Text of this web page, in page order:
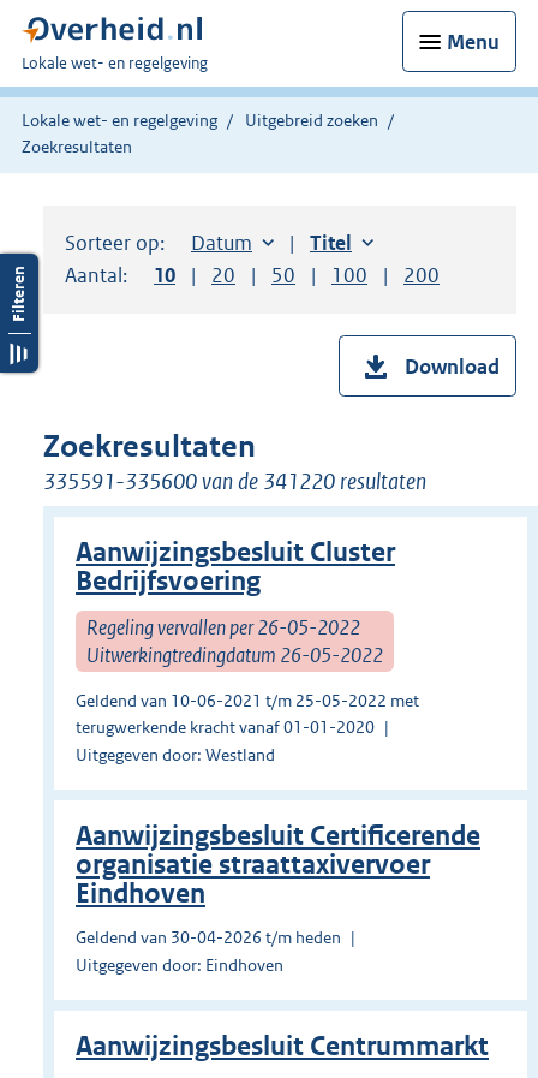
Menu
U
bent
hier:
Lokale wet- en regelgeving
Lokale wet- en regelgeving
Uitgebreid zoeken
Zoekresultaten
Sorteer op: Sorteer op:
Datum aflopendSorteer op:
Titel oplopend
Aantal:
Toon
10 resultaten per pagina
Toon
20 resultaten per pagina
Toon
50 resultaten per pagina
Toon
100 resultaten per
Toon
200
Download
Zoekresultaten
335591-335600 van de 341220 resultaten
Aanwijzingsbesluit Cluster
Bedrijfsvoering
Regeling vervallen per 26-05-2022
Uitwerkingtredingdatum 26-05-2022
Geldend van 10-06-2021 t/m 25-05-2022 met
terugwerkende kracht vanaf 01-01-2020
Uitgegeven door: Westland
Aanwijzingsbesluit Certificerende
organisatie straattaxivervoer
Eindhoven
Geldend van 30-04-2026 t/m heden
Uitgegeven door: Eindhoven
Aanwijzingsbesluit Centrummarkt